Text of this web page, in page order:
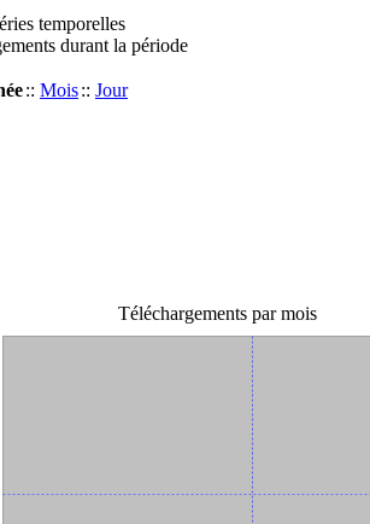
temporelles
durant la période
:: Mois:: Jour
Téléchargements par mois